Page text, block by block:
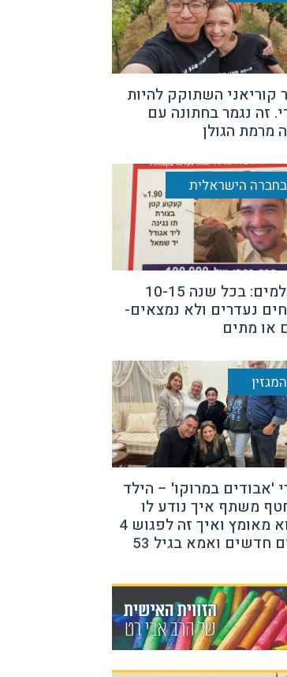
קוריאני השתוקק להיות
זה נגמר בחתונה עם
מרמת הגולן
בחברה הישראלית
הנעלמים: בכל שנה 10-15
נעדרים ולא נמצאים-
או מתים
המגזין
'אבודים במרוקו' – הילד
משתף איך נודע לו
שהוא מאומץ ואיך זה לפגוש 4
חדשים ואמא בגיל 53